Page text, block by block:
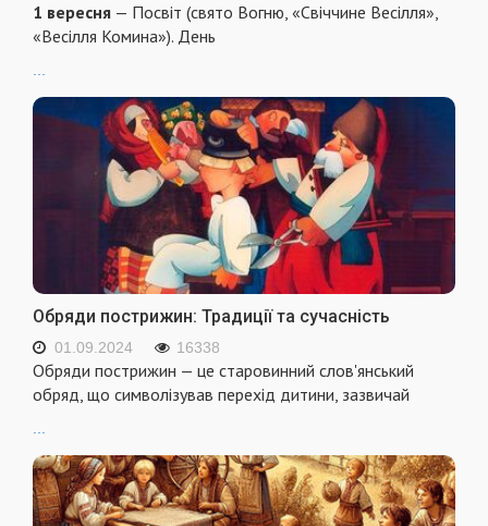
1 вересня — Посвіт (свято Вогню, «Свіччине Весілля»,
«Весілля Комина»). День
...
Обряди пострижин: Традиції та сучасність
01.09.2024 16338
Обряди пострижин — це старовинний слов'янський
обряд, що символізував перехід дитини, зазвичай